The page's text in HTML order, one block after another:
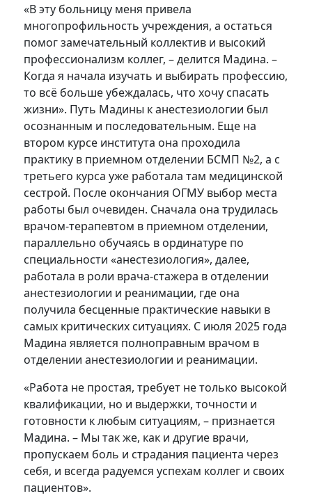
«В эту больницу меня привела
многопрофильность учреждения, а остаться
помог замечательный коллектив и высокий
профессионализм коллег, – делится Мадина. –
Когда я начала изучать и выбирать профессию,
то всё больше убеждалась, что хочу спасать
жизни». Путь Мадины к анестезиологии был
осознанным и последовательным. Еще на
втором курсе института она проходила
практику в приемном отделении БСМП №2, а с
третьего курса уже работала там медицинской
сестрой. После окончания ОГМУ выбор места
работы был очевиден. Сначала она трудилась
врачом-терапевтом в приемном отделении,
параллельно обучаясь в ординатуре по
специальности «анестезиология», далее,
работала в роли врача-стажера в отделении
анестезиологии и реанимации, где она
получила бесценные практические навыки в
самых критических ситуациях. С июля 2025 года
Мадина является полноправным врачом в
отделении анестезиологии и реанимации.
«Работа не простая, требует не только высокой
квалификации, но и выдержки, точности и
готовности к любым ситуациям, – признается
Мадина. – Мы так же, как и другие врачи,
пропускаем боль и страдания пациента через
себя, и всегда радуемся успехам коллег и своих
пациентов».